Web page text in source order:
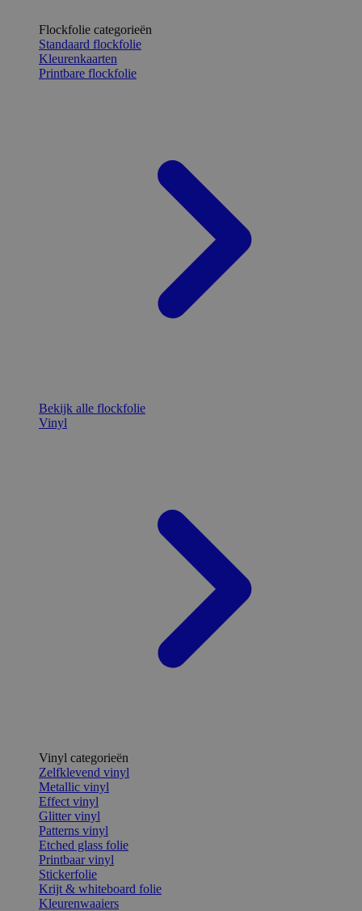
Flockfolie categorieën
Standaard flockfolie
Kleurenkaarten
Printbare flockfolie
Bekijk alle flockfolie
Vinyl
Vinyl categorieën
Zelfklevend vinyl
Metallic vinyl
Effect vinyl
Glitter vinyl
Patterns vinyl
Etched glass folie
Printbaar vinyl
Stickerfolie
Krijt & whiteboard folie
Kleurenwaaiers